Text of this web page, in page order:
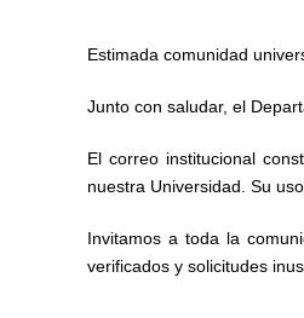
Estimada comunidad
Junto con saludar, el
El correo institucional
nuestra Universidad. Su
Invitamos a toda la
verificados y solicitudes